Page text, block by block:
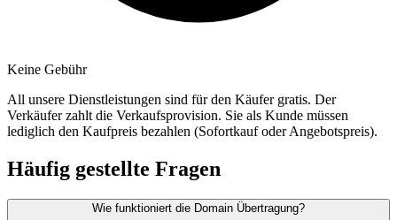
Keine Gebühr
All unsere Dienstleistungen sind für den Käufer gratis. Der
Verkäufer zahlt die Verkaufsprovision. Sie als Kunde müssen
lediglich den Kaufpreis bezahlen (Sofortkauf oder Angebotspreis).
Häufig gestellte Fragen
Wie funktioniert die Domain Übertragung?